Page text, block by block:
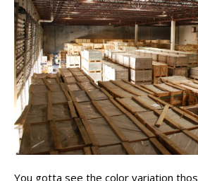
You gotta see the color variation